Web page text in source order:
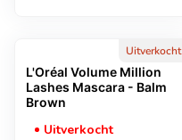
Uitverkocht
L'Oréal Volume Million
Lashes Mascara - Balm
Brown
Uitverkocht